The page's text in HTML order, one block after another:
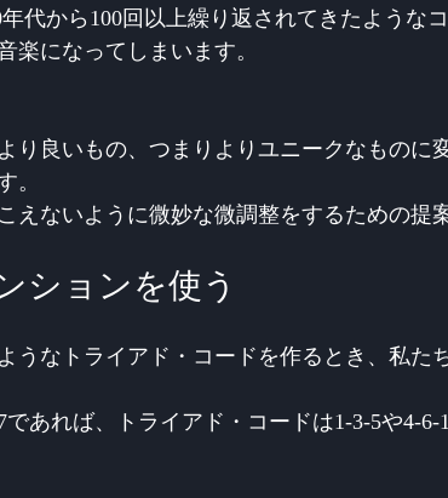
代から100回以上繰り返されてきたような
楽になってしまいます。
り良いもの、つまりよりユニークなものに
。
えないように微妙な微調整をするための提
ションを使う
うなトライアド・コードを作るとき、私た
あれば、トライアド・コードは1-3-5や4-6-